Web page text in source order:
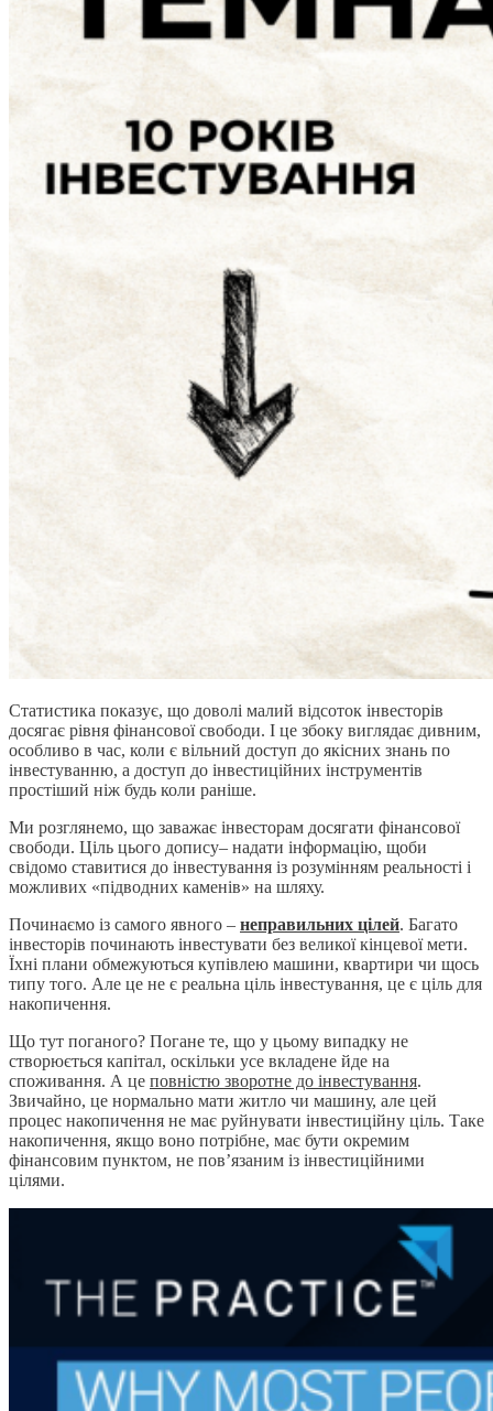
Статистика показує, що доволі малий відсоток інвесторів
досягає рівня фінансової свободи. І це збоку виглядає дивним,
особливо в час, коли є вільний доступ до якісних знань по
інвестуванню, а доступ до інвестиційних інструментів
простіший ніж будь коли раніше.
Ми розглянемо, що заважає інвесторам досягати фінансової
свободи. Ціль цього допису– надати інформацію, щоби
свідомо ставитися до інвестування із розумінням реальності і
можливих «підводних каменів» на шляху.
Починаємо із самого явного – неправильних цілей. Багато
інвесторів починають інвестувати без великої кінцевої мети.
Їхні плани обмежуються купівлею машини, квартири чи щось
типу того. Але це не є реальна ціль інвестування, це є ціль для
накопичення.
Що тут поганого? Погане те, що у цьому випадку не
створюється капітал, оскільки усе вкладене йде на
споживання. А це повністю зворотне до інвестування.
Звичайно, це нормально мати житло чи машину, але цей
процес накопичення не має руйнувати інвестиційну ціль. Таке
накопичення, якщо воно потрібне, має бути окремим
фінансовим пунктом, не пов’язаним із інвестиційними
цілями.